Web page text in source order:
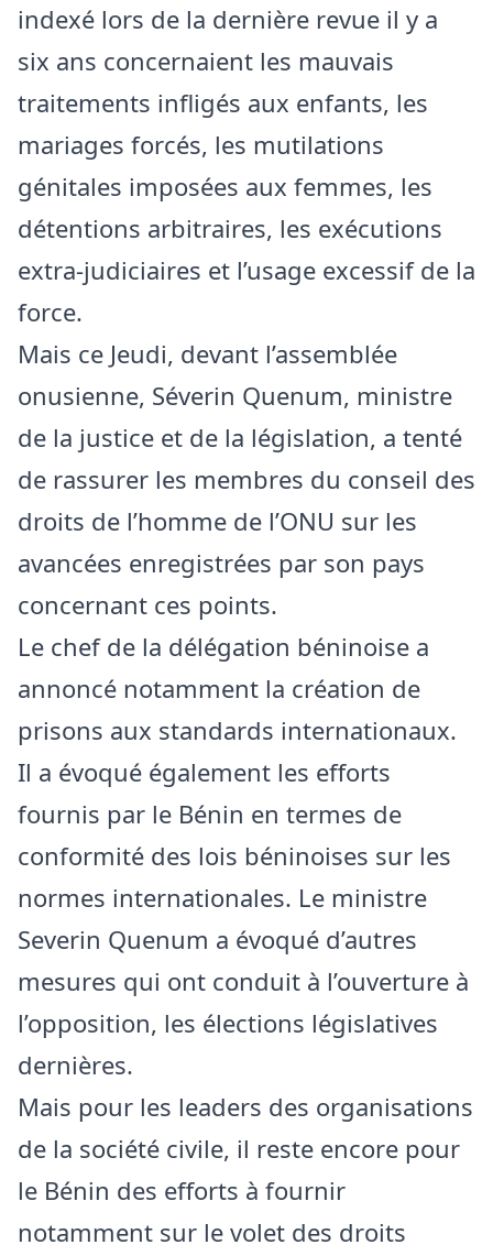
indexé lors de la dernière revue il y a
six ans concernaient les mauvais
traitements infligés aux enfants, les
mariages forcés, les mutilations
génitales imposées aux femmes, les
détentions arbitraires, les exécutions
extra-judiciaires et l’usage excessif de la
force.
Mais ce Jeudi, devant l’assemblée
onusienne, Séverin Quenum, ministre
de la justice et de la législation, a tenté
de rassurer les membres du conseil des
droits de l’homme de l’ONU sur les
avancées enregistrées par son pays
concernant ces points.
Le chef de la délégation béninoise a
annoncé notamment la création de
prisons aux standards internationaux.
Il a évoqué également les efforts
fournis par le Bénin en termes de
conformité des lois béninoises sur les
normes internationales. Le ministre
Severin Quenum a évoqué d’autres
mesures qui ont conduit à l’ouverture à
l’opposition, les élections législatives
dernières.
Mais pour les leaders des organisations
de la société civile, il reste encore pour
le Bénin des efforts à fournir
notamment sur le volet des droits